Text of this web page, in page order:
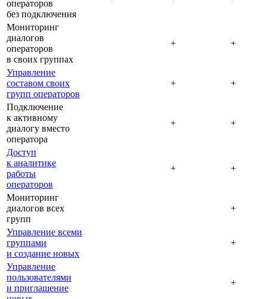
операторов
без подключения
Мониторинг
диалогов
операторов
в своих группах
+ +
Управление
составом своих
групп операторов
+ +
Подключение
к активному
диалогу вместо
оператора
+ +
Доступ
к аналитике
работы
операторов
+ +
Мониторинг
диалогов всех
групп
+
Управление всеми
группами
и создание новых
+
Управление
пользователями
и приглашение
+